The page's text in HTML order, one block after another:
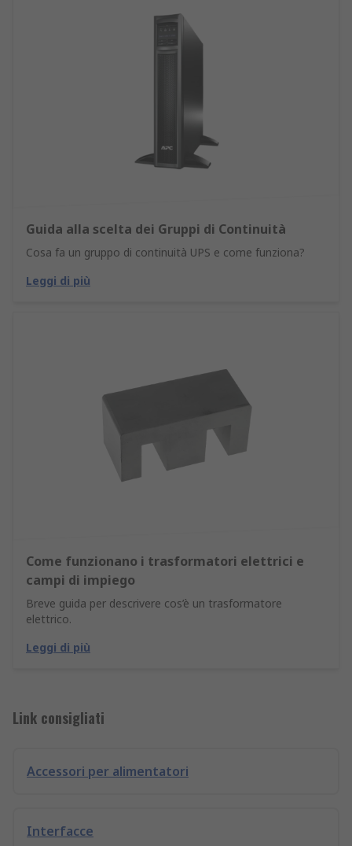
Guida alla scelta dei Gruppi di Continuità
Cosa fa un gruppo di continuità UPS e come funziona?
Leggi di più
Come funzionano i trasformatori elettrici e
campi di impiego
Breve guida per descrivere cos’è un trasformatore
elettrico.
Leggi di più
Link consigliati
Accessori per alimentatori
Interfacce